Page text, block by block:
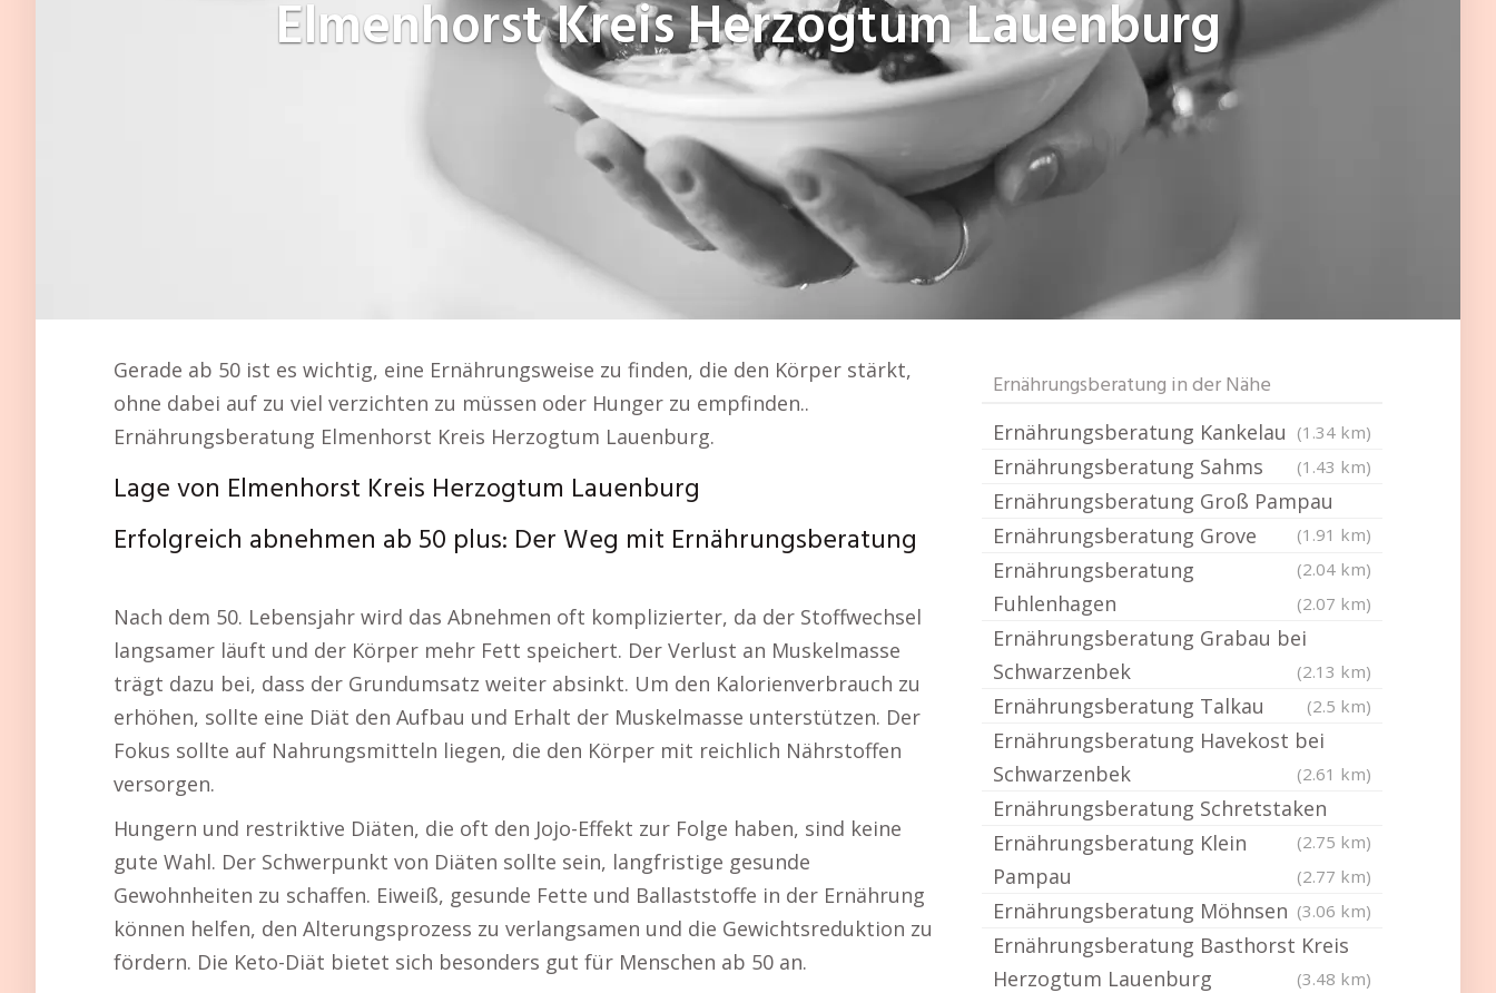
Elmenhorst Kreis Herzogtum Lauenburg
Gerade ab 50 ist es wichtig, eine Ernährungsweise zu finden, die den Körper stärkt,
ohne dabei auf zu viel verzichten zu müssen oder Hunger zu empfinden..
Ernährungsberatung Elmenhorst Kreis Herzogtum Lauenburg.
Lage von Elmenhorst Kreis Herzogtum Lauenburg
Erfolgreich abnehmen ab 50 plus: Der Weg mit Ernährungsberatung
Nach dem 50. Lebensjahr wird das Abnehmen oft komplizierter, da der Stoffwechsel
langsamer läuft und der Körper mehr Fett speichert. Der Verlust an Muskelmasse
trägt dazu bei, dass der Grundumsatz weiter absinkt. Um den Kalorienverbrauch zu
erhöhen, sollte eine Diät den Aufbau und Erhalt der Muskelmasse unterstützen. Der
Fokus sollte auf Nahrungsmitteln liegen, die den Körper mit reichlich Nährstoffen
versorgen.
Hungern und restriktive Diäten, die oft den Jojo-Effekt zur Folge haben, sind keine
gute Wahl. Der Schwerpunkt von Diäten sollte sein, langfristige gesunde
Gewohnheiten zu schaffen. Eiweiß, gesunde Fette und Ballaststoffe in der Ernährung
können helfen, den Alterungsprozess zu verlangsamen und die Gewichtsreduktion zu
fördern. Die Keto-Diät bietet sich besonders gut für Menschen ab 50 an.
Ernährungsberatung in der Nähe
Ernährungsberatung Kankelau (1.34 km)
Ernährungsberatung Sahms (1.43 km)
Ernährungsberatung Groß Pampau
(1.91 km)
Ernährungsberatung Grove
(2.04 km)
Ernährungsberatung
Fuhlenhagen
(2.07 km)
Ernährungsberatung Grabau bei
Schwarzenbek
(2.13 km)
Ernährungsberatung Talkau (2.5 km)
Ernährungsberatung Havekost bei
Schwarzenbek
(2.61 km)
Ernährungsberatung Schretstaken
(2.75 km)
Ernährungsberatung Klein
Pampau
(2.77 km)
Ernährungsberatung Möhnsen (3.06 km)
Ernährungsberatung Basthorst Kreis
Herzogtum Lauenburg
(3.48 km)